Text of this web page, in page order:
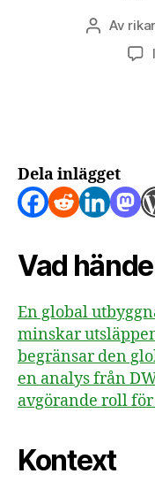
Av
Dela inlägget
Vad
En global
minskar
begränsar den
en analys från
avgörande roll
Kontext